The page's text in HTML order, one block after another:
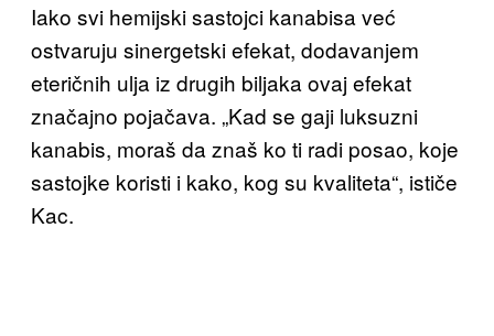
Iako svi hemijski sastojci kanabisa već
ostvaruju sinergetski efekat, dodavanjem
eteričnih ulja iz drugih biljaka ovaj efekat
značajno pojačava. „Kad se gaji luksuzni
kanabis, moraš da znaš ko ti radi posao, koje
sastojke koristi i kako, kog su kvaliteta“, ističe
Kac.